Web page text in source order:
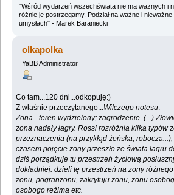
"Wśród wydarzeń wszechświata nie ma ważnych i
różnie je postrzegamy. Podział na ważne i
umysłach" - Marek Baraniecki
olkapolka
YaBB Administrator
Co tam...120 dni...odkopuję:)
Z właśnie przeczytanego...Wilczego notesu:
Zona - teren wydzielony; zagrodzenie. (...)
zona nadały łagry. Rossi rozróżnia kilka typów
przeznaczenia (na przykłąd żeńska,
czasem pojęcie zony przeszło ze świata łagru
dziś porządkuje tu przestrzeń życiową
dokładniej: dzieli tę przestrzeń na zony
zonu, pogranzonu, zakrytuju zonu, zonu
osobogo reżima etc.